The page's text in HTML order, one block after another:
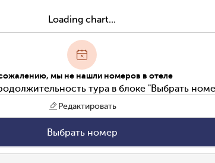
Loading chart...
мы не нашли номеров в отеле
тура в блоке "Выбрать
Редактировать
Выбрать номер